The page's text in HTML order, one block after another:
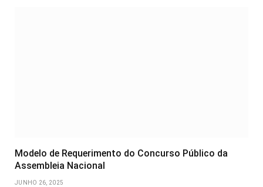
Modelo de Requerimento do Concurso Público da
Assembleia Nacional
JUNHO 26, 2025